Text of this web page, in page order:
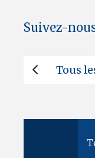
Suivez-
Tous